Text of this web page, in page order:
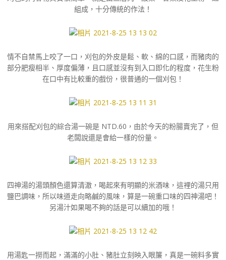
組成，十分傳統的作法！
情不自禁馬上咬了一口，刈包的外皮是鬆、軟、綿的口感，而豬肉的
部分肥瘦相半、厚度偏薄，且口感並沒有到入口即化的程度，花生粉
在口中有比較重的戲份，很普通的一個刈包！
用來搭配刈包的綜合湯一碗是 NTD.60，由於今天的粉腸賣完了，但
老闆說還是會給一樣的份量。
四神湯的湯頭顏色還算清澈，喝起來有明顯的米酒味，這裡的湯只用
鹽巴調味，所以味道走向略鹹的風味，算是一碗重口味的四神湯吧！
另湯汁如果喝不夠的話是可以續加的哦！
用湯匙一撈而起，滿滿的小肚、豬肚立刻映入眼簾，真是一碗料多實